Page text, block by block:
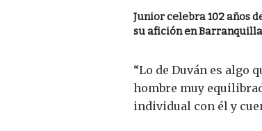
Junior celebra 102 años
su afición en Barranquilla
“Lo de Duván es algo
hombre muy
individual con él y